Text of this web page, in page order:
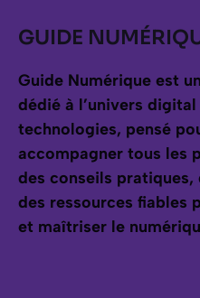
GUIDE
Guide Numérique est
dédié à l’univers
technologies, pensé
accompagner tous les
des conseils pratiques,
des ressources fiables
et maîtriser le